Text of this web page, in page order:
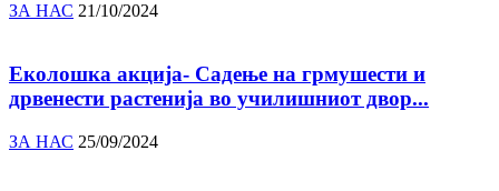
ЗА НАС 21/10/2024
Еколошка акција- Садење на грмушести и
дрвенести растенија во училишниот двор...
ЗА НАС 25/09/2024